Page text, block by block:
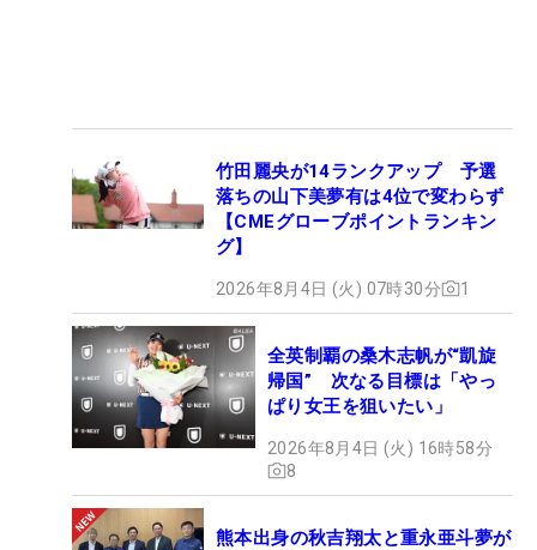
竹田麗央が14ランクアップ 予選
落ちの山下美夢有は4位で変わらず
【CMEグローブポイントランキン
グ】
2026年8月4日 (火) 07時30分 1
全英制覇の桑木志帆が“凱旋
帰国” 次なる目標は「やっ
ぱり女王を狙いたい」
2026年8月4日 (火) 16時58分
8
熊本出身の秋吉翔太と重永亜斗夢が